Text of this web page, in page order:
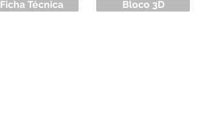
Ficha Técnica Bloco 3D